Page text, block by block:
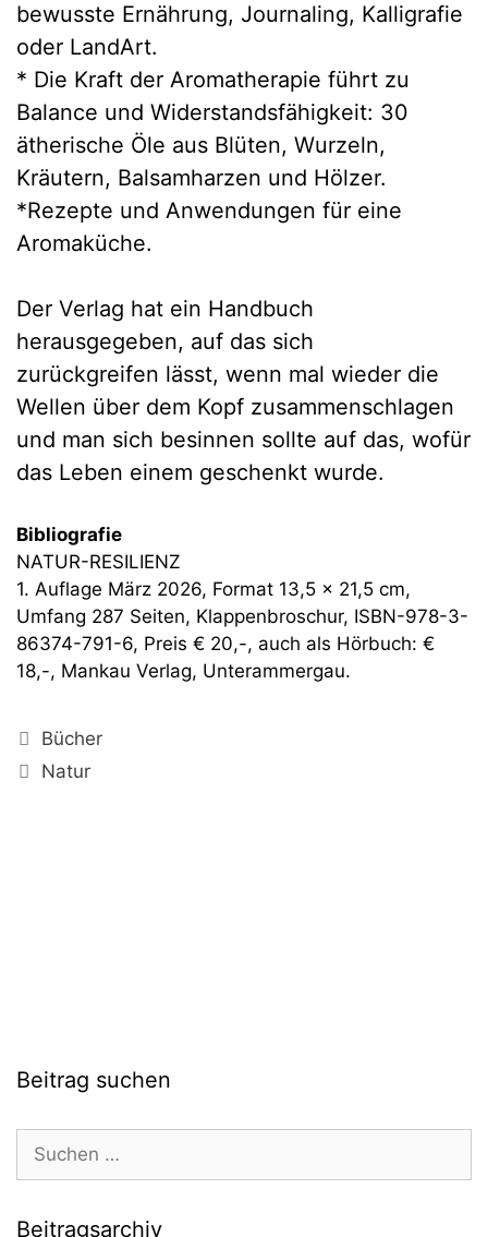
bewusste Ernährung, Journaling, Kalligrafie
oder LandArt.
* Die Kraft der Aromatherapie führt zu
Balance und Widerstandsfähigkeit: 30
ätherische Öle aus Blüten, Wurzeln,
Kräutern, Balsamharzen und Hölzer.
*Rezepte und Anwendungen für eine
Aromaküche.
Der Verlag hat ein Handbuch
herausgegeben, auf das sich
zurückgreifen lässt, wenn mal wieder die
Wellen über dem Kopf zusammenschlagen
und man sich besinnen sollte auf das, wofür
das Leben einem geschenkt wurde.
Bibliografie
NATUR-RESILIENZ
1. Auflage März 2026, Format 13,5 x 21,5 cm,
Umfang 287 Seiten, Klappenbroschur, ISBN-978-3-
86374-791-6, Preis € 20,-, auch als Hörbuch: €
18,-, Mankau Verlag, Unterammergau.
Kategorien
Bücher
Schlagwörter
Natur
Beitrag suchen
nach:
Beitragsarchiv